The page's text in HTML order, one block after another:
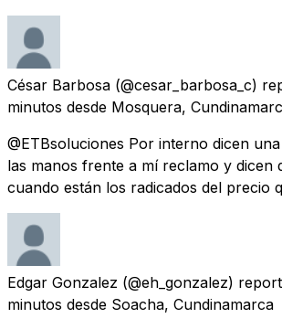
César Barbosa (@cesar_barbosa_c)
minutos desde Mosquera,
@ETBsoluciones Por interno dicen
las manos frente a mí reclamo y dicen
cuando están los radicados del precio
Edgar Gonzalez (@eh_gonzalez)
minutos desde Soacha, Cundinamarca